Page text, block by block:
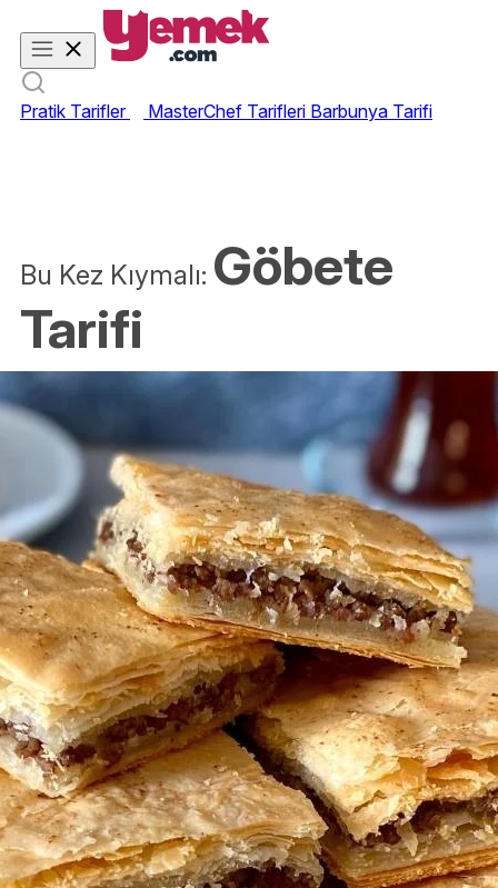
Pratik Tarifler MasterChef Tarifleri Barbunya Tarifi
Bu Kez Kıymalı: Göbete
Tarifi